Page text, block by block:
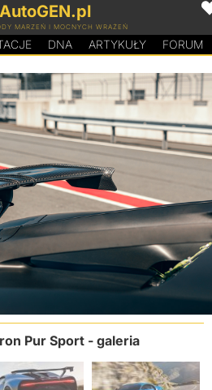
AutoGEN.pl
MARZEŃ I MOCNYCH WRAŻEŃ
DNA ARTYKUŁY FORUM
Pur Sport - galeria